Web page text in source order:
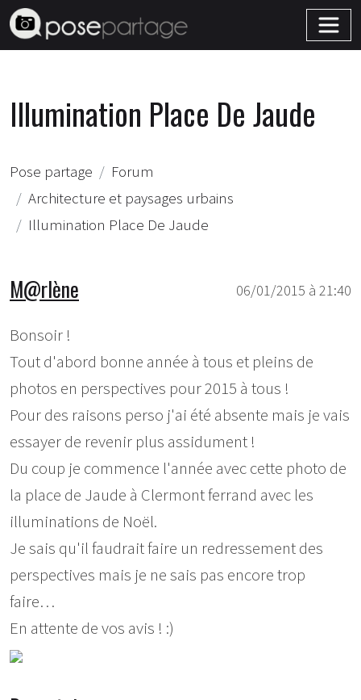
Illumination Place De Jaude
Pose partage
Forum
Architecture et paysages urbains
Illumination Place De Jaude
06/01/2015 à 21:40
M@rlène
Bonsoir !
Tout d'abord bonne année à tous et pleins de
photos en perspectives pour 2015 à tous !
Pour des raisons perso j'ai été absente mais je vais
essayer de revenir plus assidument !
Du coup je commence l'année avec cette photo de
la place de Jaude à Clermont ferrand avec les
illuminations de Noël.
Je sais qu'il faudrait faire un redressement des
perspectives mais je ne sais pas encore trop
faire…
En attente de vos avis ! :)